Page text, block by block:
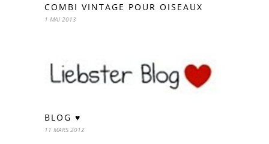
COMBI VINTAGE POUR OISEAUX
1 MAI 2013
BLOG ♥
11 MARS 2012